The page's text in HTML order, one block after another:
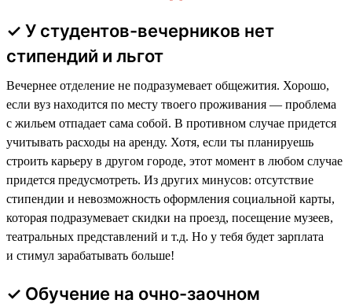
✓ У студентов-вечерников нет
стипендий и льгот
Вечернее отделение не подразумевает общежития. Хорошо,
если вуз находится по месту твоего проживания — проблема
с жильем отпадает сама собой. В противном случае придется
учитывать расходы на аренду. Хотя, если ты планируешь
строить карьеру в другом городе, этот момент в любом случае
придется предусмотреть. Из других минусов: отсутствие
стипендии и невозможность оформления социальной карты,
которая подразумевает скидки на проезд, посещение музеев,
театральных представлений и т.д. Но у тебя будет зарплата
и стимул зарабатывать больше!
✓ Обучение на очно-заочном